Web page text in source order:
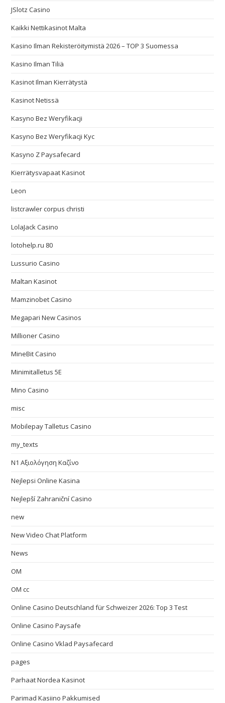
JSlotz Casino
Kaikki Nettikasinot Malta
Kasino Ilman Rekisteröitymistä 2026 – TOP 3 Suomessa
Kasino Ilman Tiliä
Kasinot Ilman Kierrätystä
Kasinot Netissä
Kasyno Bez Weryfikacji
Kasyno Bez Weryfikacji Kyc
Kasyno Z Paysafecard
Kierrätysvapaat Kasinot
Leon
listcrawler corpus christi
LolaJack Casino
lotohelp.ru 80
Lussurio Casino
Maltan Kasinot
Mamzinobet Casino
Megapari New Casinos
Millioner Casino
MineBit Casino
Minimitalletus 5E
Mino Casino
misc
Mobilepay Talletus Casino
my_texts
N1 Αξιολόγηση Καζίνο
Nejlepsi Online Kasina
Nejlepší Zahraniční Casino
new
New Video Chat Platform
News
OM
OM cc
Online Casino Deutschland für Schweizer 2026: Top 3 Test
Online Casino Paysafe
Online Casino Vklad Paysafecard
pages
Parhaat Nordea Kasinot
Parimad Kasiino Pakkumised